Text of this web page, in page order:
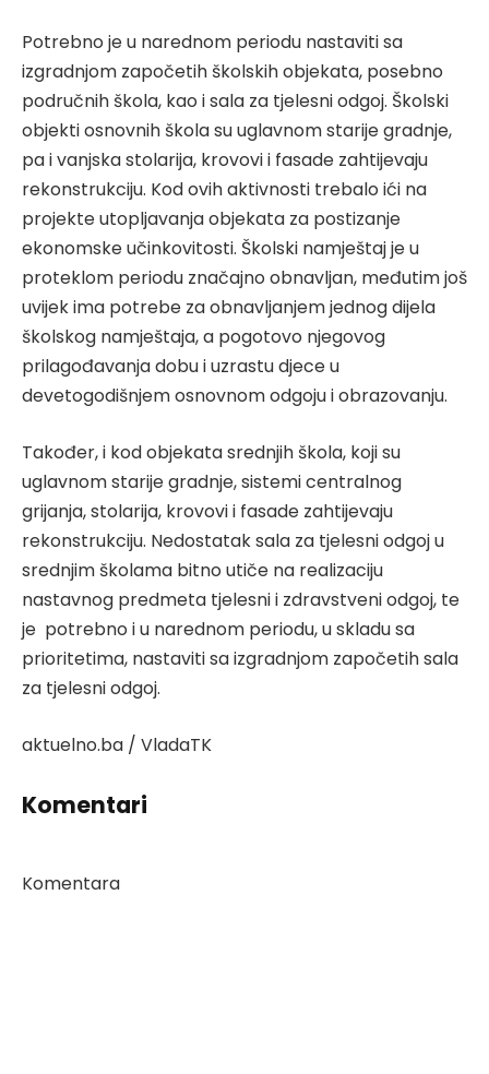
Potrebno je u narednom periodu nastaviti sa
izgradnjom započetih školskih objekata, posebno
područnih škola, kao i sala za tjelesni odgoj. Školski
objekti osnovnih škola su uglavnom starije gradnje,
pa i vanjska stolarija, krovovi i fasade zahtijevaju
rekonstrukciju. Kod ovih aktivnosti trebalo ići na
projekte utopljavanja objekata za postizanje
ekonomske učinkovitosti. Školski namještaj je u
proteklom periodu značajno obnavljan, međutim još
uvijek ima potrebe za obnavljanjem jednog dijela
školskog namještaja, a pogotovo njegovog
prilagođavanja dobu i uzrastu djece u
devetogodišnjem osnovnom odgoju i obrazovanju.
Također, i kod objekata srednjih škola, koji su
uglavnom starije gradnje, sistemi centralnog
grijanja, stolarija, krovovi i fasade zahtijevaju
rekonstrukciju. Nedostatak sala za tjelesni odgoj u
srednjim školama bitno utiče na realizaciju
nastavnog predmeta tjelesni i zdravstveni odgoj, te
je potrebno i u narednom periodu, u skladu sa
prioritetima, nastaviti sa izgradnjom započetih sala
za tjelesni odgoj.
aktuelno.ba / VladaTK
Komentari
Komentara